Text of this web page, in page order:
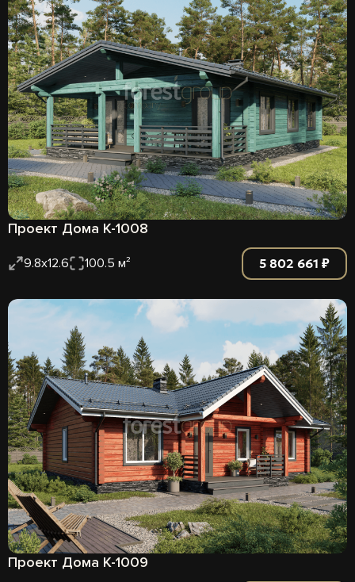
Проект Дома К-1008
9.8х12.6 100.5 м² 5 802 661 ₽
Проект Дома К-1009